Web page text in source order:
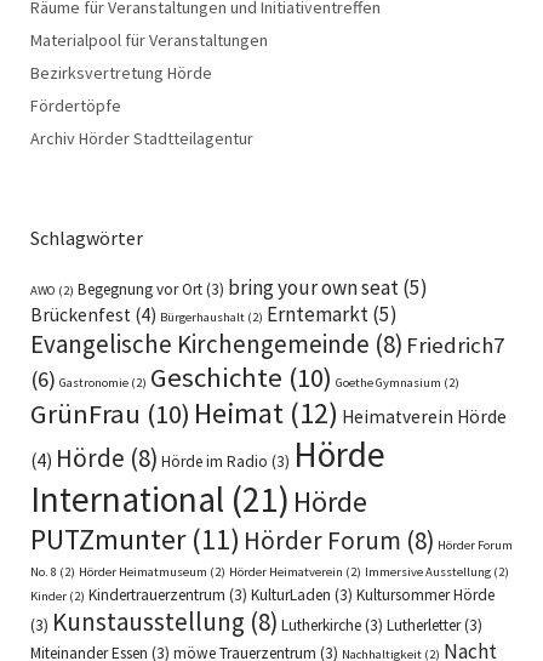
Räume für Veranstaltungen und Initiativentreffen
Materialpool für Veranstaltungen
Bezirksvertretung Hörde
Fördertöpfe
Archiv Hörder Stadtteilagentur
Schlagwörter
AWO (2) Begegnung vor Ort(3) bring your own seat(5)
Brückenfest (4) Bürgerhaushalt (2) Erntemarkt(5)
Evangelische Kirchengemeinde (8) Friedrich7
(6) Gastronomie (2) Geschichte (10) Goethe Gymnasium (2)
GrünFrau (10) Heimat (12) Heimatverein Hörde
(4) Hörde (8) Hörde im Radio (3) Hörde
International (21) Hörde
PUTZmunter(11) Hörder Forum (8) Hörder Forum
No. 8 (2) Hörder Heimatmuseum (2) Hörder Heimatverein (2) Immersive Ausstellung (2)
Kinder (2) Kindertrauerzentrum (3) KulturLaden (3) Kultursommer Hörde
(3) Kunstausstellung (8) Lutherkirche(3) Lutherletter(3)
Miteinander Essen (3) möwe Trauerzentrum (3) Nachhaltigkeit (2) Nacht